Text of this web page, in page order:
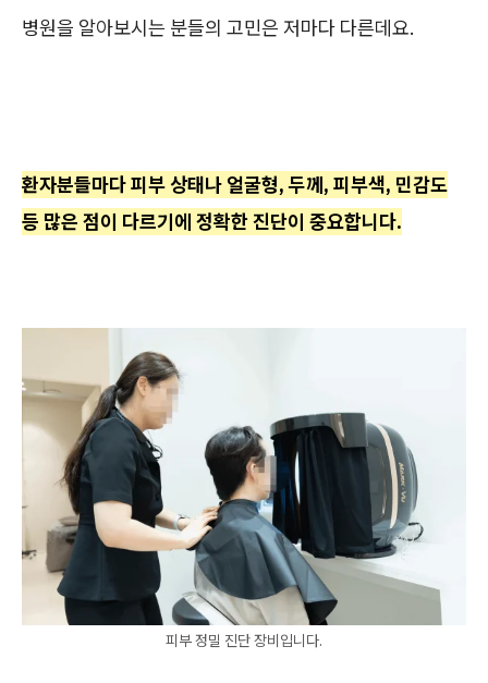
병원을 알아보시는 분들의 고민은 저마다 다른데요.
환자분들마다 피부 상태나 얼굴형, 두께, 피부색, 민감도
등 많은 점이 다르기에 정확한 진단이 중요합니다.
피부 정밀 진단 장비입니다.